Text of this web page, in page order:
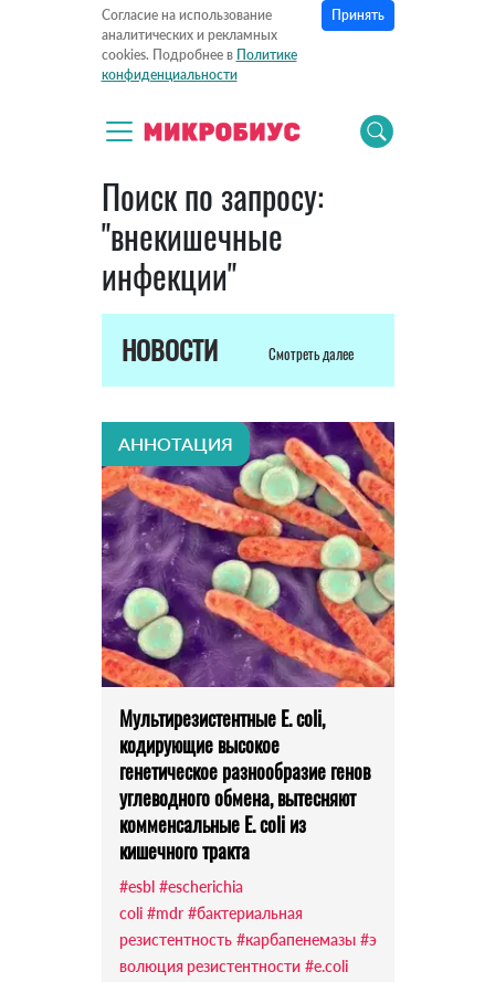
Согласие на использование
аналитических и рекламных
cookies. Подробнее в Политике
конфиденциальности
Принять
Поиск по запросу:
"внекишечные
инфекции"
НОВОСТИ Смотреть далее
АННОТАЦИЯ
Мультирезистентные E. coli,
кодирующие высокое
генетическое разнообразие генов
углеводного обмена, вытесняют
комменсальные E. coli из
кишечного тракта
#esbl #escherichia
coli #mdr #бактериальная
резистентность #карбапенемазы #э
волюция резистентности #e.coli